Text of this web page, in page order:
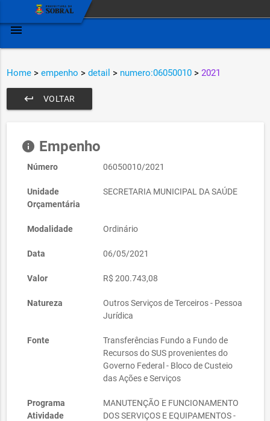
menu
Home > empenho > detail > numero:06050010 > 2021
VOLTAR
keyboard_return
info Empenho
Número 06050010/2021
Unidade
Orçamentária
SECRETARIA MUNICIPAL DA SAÚDE
Modalidade Ordinário
Data 06/05/2021
Valor R$ 200.743,08
Natureza
Outros Serviços de Terceiros - Pessoa
Jurídica
Fonte
Transferências Fundo a Fundo de
Recursos do SUS provenientes do
Governo Federal - Bloco de Custeio
das Ações e Serviços
Programa
Atividade
MANUTENÇÃO E FUNCIONAMENTO
DOS SERVIÇOS E EQUIPAMENTOS -